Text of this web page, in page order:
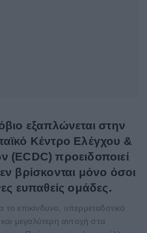
εξαπλώνεται στην
Κέντρο Ελέγχου &
(ECDC) προειδοποιεί
βρίσκονται μόνο όσοι
ευπαθείς ομάδες.
επικίνδυνο, υπερμεταδοτικό
μεγαλύτερη αντοχή στα